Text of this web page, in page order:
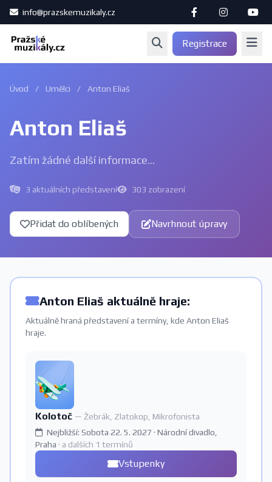
info@prazskemuzikaly.cz
Registrace
Úvod / Umělci / Anton Eliaš
Anton Eliaš
Zatím žádné další informace...
3 aktuálních představení 303 zobrazení
Přidat do oblíbených Navrhnout úpravy
Anton Eliaš aktuálně hraje:
Aktuálně hraná představení a termíny, kde Anton Eliaš
hraje.
Kolotoč — Žebrák, Zlatokop, Mikrofonista
Nejbližší: Sobota 22. 5. 2027 · Národní divadlo,
Praha · a dalších 1 termínů
Vstupenky